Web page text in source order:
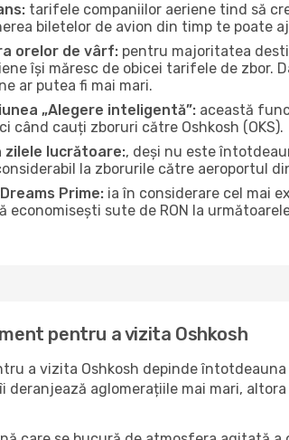
tarifele companiilor aeriene tind să
biletelor de avion din timp te poate
orelor de vârf: pentru majoritatea
își măresc de obicei tarifele de zbor.
ar putea fi mai mari.
„Alegere inteligentă”: această
când cauți zboruri către Oshkosh (OKS).
zilele lucrătoare:, deși nu este
la zborurile către aeroportul
Prime: ia în considerare cel mai
economisești sute de RON la
pentru a vizita Oshkosh
a vizita Oshkosh depinde
deranjează aglomerațiile mai mari,